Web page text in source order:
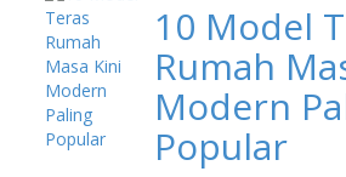
10 Model
Rumah
Modern
Popular